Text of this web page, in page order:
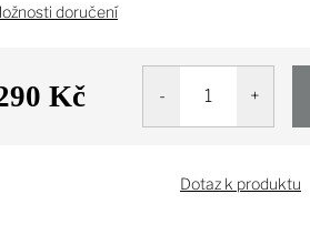
doručení
Kč
Dotaz k produktu